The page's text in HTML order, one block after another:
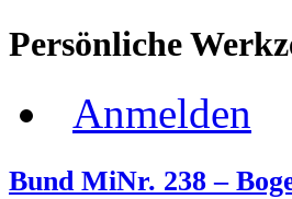
Persönliche
Anmelden
Bund MiNr. 238 –